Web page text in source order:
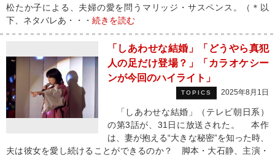
松たか子による、夫婦の愛を問うマリッジ・サスペンス。（＊以
下、ネタバレあ・・・ 続きを読む
「しあわせな結婚」「どうやら真犯
人の足だけ登場？」「カラオケシー
ンが今回のハイライト」
TOPICS 2025年8月1日
「しあわせな結婚」（テレビ朝日系）
の第3話が、31日に放送された。 本作
は、妻が抱える“大きな秘密”を知った時、
夫は彼女を愛し続けることができるのか？ 脚本・大石静、主演・